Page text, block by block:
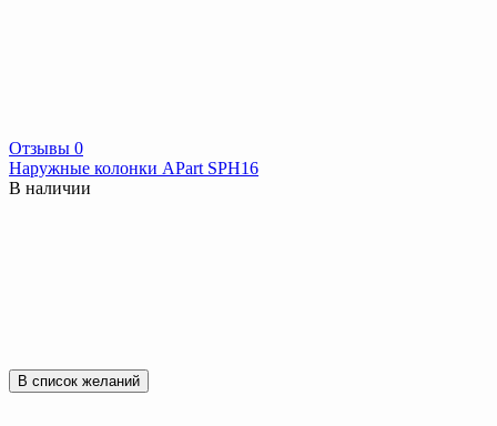
Отзывы 0
Наружные колонки APart SPH16
В наличии
В список желаний